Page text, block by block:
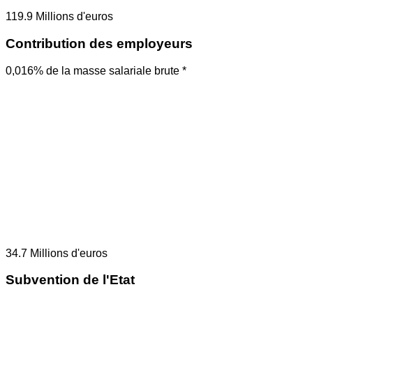
119.9 Millions d'euros
Contribution des employeurs
0,016% de la masse salariale brute *
34.7 Millions d'euros
Subvention de l'Etat